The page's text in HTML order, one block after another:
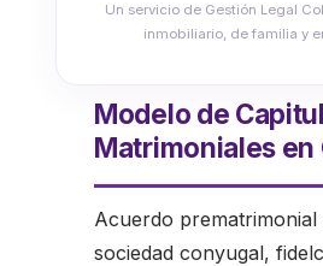
Un servicio de Gestión Legal
inmobiliario, de familia y
Modelo de
Matrimoniales en
Acuerdo prematrimonial
sociedad conyugal,